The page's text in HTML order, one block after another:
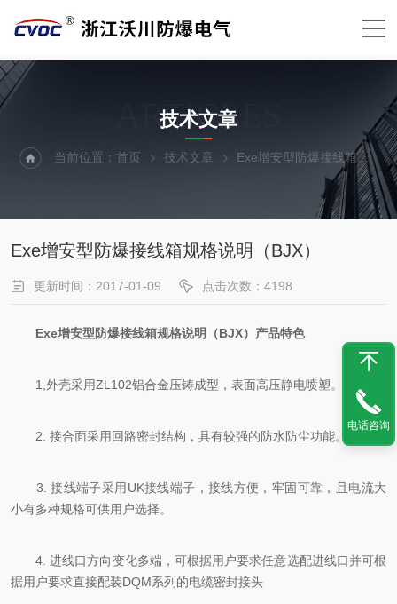
ARTICLES
技术文章
当前位置：首页 技术文章 Exe增安型防爆接线箱规格说明（BJX）
Exe增安型防爆接线箱规格说明（BJX）
更新时间：2017-01-09 点击次数：4198
Exe增安型防爆接线箱规格说明（BJX） 产品特色
1,外壳采用ZL102铝合金压铸成型，表面高压静电喷塑。
2. 接合面采用回路密封结构，具有较强的防水防尘功能。
3. 接线端子采用UK接线端子，接线方便，牢固可靠，且电流大
小有多种规格可供用户选择。
4. 进线口方向变化多端，可根据用户要求任意选配进线口并可根
据用户要求直接配装DQM系列的电缆密封接头
电话咨询